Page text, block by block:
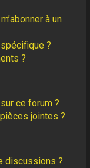
à un
?
?
ce forum ?
jointes ?
discussions ?